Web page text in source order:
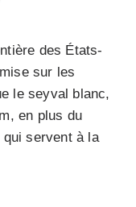
des États-
mise sur les
le seyval blanc,
en plus du
qui servent à la